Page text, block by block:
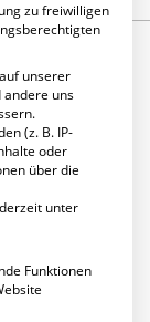
zu freiwilligen
unserer
andere uns
(z. B. IP-
oder
über die
unter
für die eine
Funktionen